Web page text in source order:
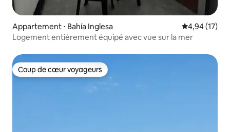
Appartement ⋅ Bahía Inglesa Évaluation
4,94 (17)
Logement entièrement équipé avec vue sur la mer
Coup de cœur voyageurs
Coup de cœur voyageurs